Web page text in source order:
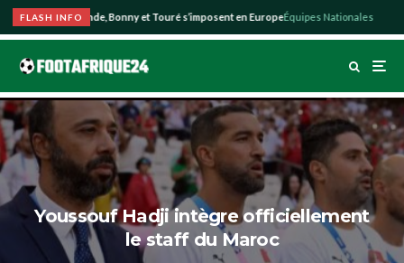
FLASH INFO
: Amad, Diomande, Bonny et Touré s’imposent en EuropeÉquipes Nationales
Youssouf Hadji intègre officiellement
le staff du Maroc